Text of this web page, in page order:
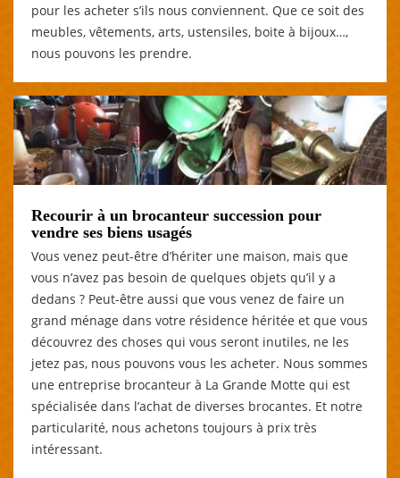
pour les acheter s’ils nous conviennent. Que ce soit des
meubles, vêtements, arts, ustensiles, boite à bijoux…,
nous pouvons les prendre.
Recourir à un brocanteur succession pour
vendre ses biens usagés
Vous venez peut-être d’hériter une maison, mais que
vous n’avez pas besoin de quelques objets qu’il y a
dedans ? Peut-être aussi que vous venez de faire un
grand ménage dans votre résidence héritée et que vous
découvrez des choses qui vous seront inutiles, ne les
jetez pas, nous pouvons vous les acheter. Nous sommes
une entreprise brocanteur à La Grande Motte qui est
spécialisée dans l’achat de diverses brocantes. Et notre
particularité, nous achetons toujours à prix très
intéressant.